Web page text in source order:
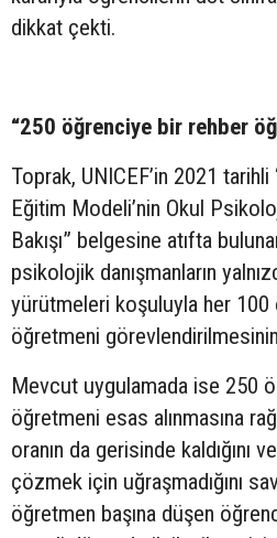
dikkat çekti.
“250 öğrenciye bir rehber
Toprak, UNICEF’in 2021 tarihli
Eğitim Modeli’nin Okul
Bakışı” belgesine atıfta
psikolojik danışmanların
yürütmeleri koşuluyla her 100
öğretmeni
Mevcut uygulamada ise 250
öğretmeni esas alınmasına
oranın da gerisinde kaldığını
çözmek için uğraşmadığını
öğretmen başına düşen